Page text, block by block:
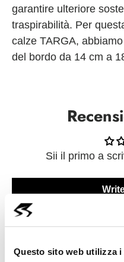
Questo sito web utilizza i
garantire ulteriore
traspirabilità. Per
calze TARGA,
del bordo da 14 cm a
Sii il primo a